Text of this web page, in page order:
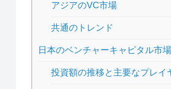
アジアのVC市場
共通のトレンド
日本のベンチャーキャピタル市
投資額の推移と主要なプレイ